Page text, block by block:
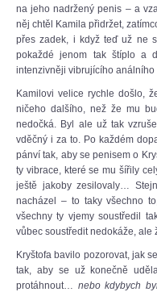
na jeho nadržený penis – a
něj chtěl Kamila přidržet,
přes zadek, i když teď už ne
pokaždé jenom tak štíplo a
intenzivněji vibrujícího
Kamilovi velice rychle došlo,
ničeho dalšího, než že mu
nedočká. Byl ale už tak
vděčný i za to. Po každém
pánví tak, aby se penisem o
ty vibrace, které se mu šířily
ještě jakoby zesilovaly…
nacházel – to taky všechno
všechny ty vjemy soustředil
vůbec soustředit nedokáže, ale
Kryštofa bavilo pozorovat, jak
tak, aby se už konečně
protáhnout… nebo kdybych